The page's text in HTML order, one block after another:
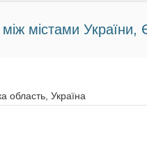
містами України,